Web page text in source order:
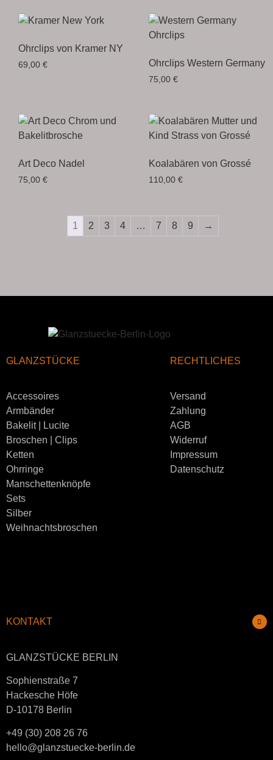
Ohrclips von Kramer NY
69,00 € Ohrclips Western Germany
75,00 €
Art Deco Nadel
75,00 €
Koalabären von Grossé
110,00 €
1 2 3 4 … 7 8 9 →
GLANZSTÜCKE
Accessoires
Armbänder
Bakelit | Lucite
Broschen | Clips
Ketten
Ohrringe
Manschettenknöpfe
Sets
Silber
Weihnachtsbroschen
RECHTLICHES
Versand
Zahlung
AGB
Widerruf
Impressum
Datenschutz
KONTAKT
GLANZSTÜCKE BERLIN
Sophienstraße 7
Hackesche Höfe
D-10178 Berlin
+49 (30) 208 26 76
hello@glanzstuecke-berlin.de